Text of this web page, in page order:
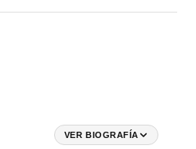
VER BIOGRAFÍA